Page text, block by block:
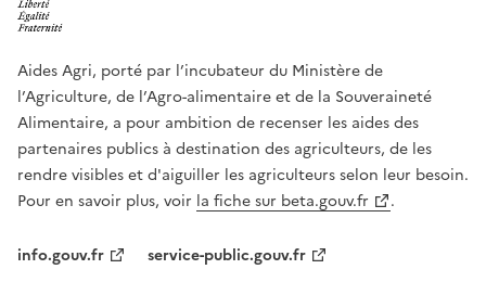
Aides Agri, porté par l’incubateur du Ministère de
l’Agriculture, de l’Agro-alimentaire et de la Souveraineté
Alimentaire, a pour ambition de recenser les aides des
partenaires publics à destination des agriculteurs, de les
rendre visibles et d'aiguiller les agriculteurs selon leur besoin.
Pour en savoir plus, voir la fiche sur beta.gouv.fr .
info.gouv.fr
service-public.gouv.fr